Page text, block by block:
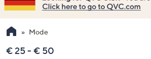
sind,
verwenden
Sie
Pfeiltasten
Mode
€ 25 - € 50